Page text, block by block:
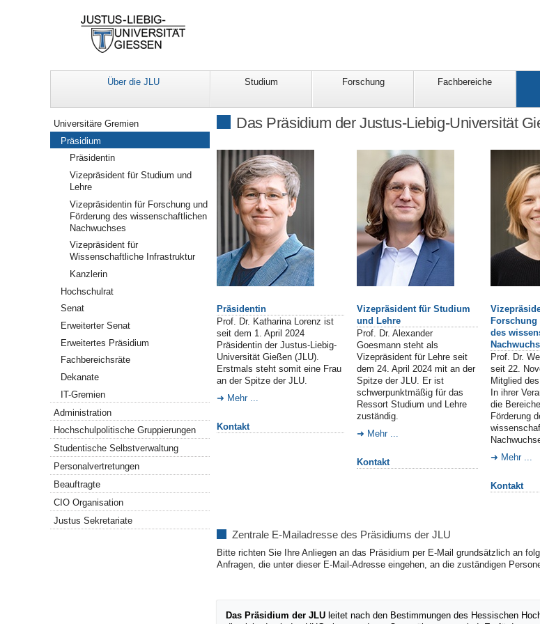
Über die JLU Studium Forschung Fachbereiche
Das Präsidium der Justus-Liebig-Universität
Präsidentin
Prof. Dr. Katharina Lorenz ist
seit dem 1. April 2024
Präsidentin der Justus-Liebig-
Universität Gießen (JLU).
Erstmals steht somit eine Frau
an der Spitze der JLU.
Mehr ...
Kontakt
Vizepräsident für Studium
und Lehre
Prof. Dr. Alexander
Goesmann steht als
Vizepräsident für Lehre seit
dem 24. April 2024 mit an der
Spitze der JLU. Er ist
schwerpunktmäßig für das
Ressort Studium und Lehre
zuständig.
Mehr ...
Kontakt
des
Prof. Dr.
seit 22.
Mitglied
In ihrer
die
Förderung
Mehr ...
Kontakt
Zentrale E-Mailadresse des Präsidiums der JLU
Bitte richten Sie Ihre Anliegen an das Präsidium per E-Mail grundsätzlich an
Anfragen, die unter dieser E-Mail-Adresse eingehen, an die zuständigen
Das Präsidium der JLU leitet nach den Bestimmungen des Hessischen
Navigation
Universitäre Gremien
Präsidium
Präsidentin
Vizepräsident für Studium und
Lehre
Vizepräsidentin für Forschung und
Förderung des wissenschaftlichen
Nachwuchses
Vizepräsident für
Wissenschaftliche Infrastruktur
Kanzlerin
Hochschulrat
Senat
Erweiterter Senat
Erweitertes Präsidium
Fachbereichsräte
Dekanate
IT-Gremien
Administration
Hochschulpolitische Gruppierungen
Studentische Selbstverwaltung
Personalvertretungen
Beauftragte
CIO Organisation
Justus Sekretariate